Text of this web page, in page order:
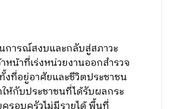
การณ์สงบและกลับสู่สภาวะ
หน้าที่เร่งหน่วยงานออกสำรวจ
งที่อยู่อาศัยและชีวิตประชาชน
ให้กับประชาชนที่ได้รับผลกระ